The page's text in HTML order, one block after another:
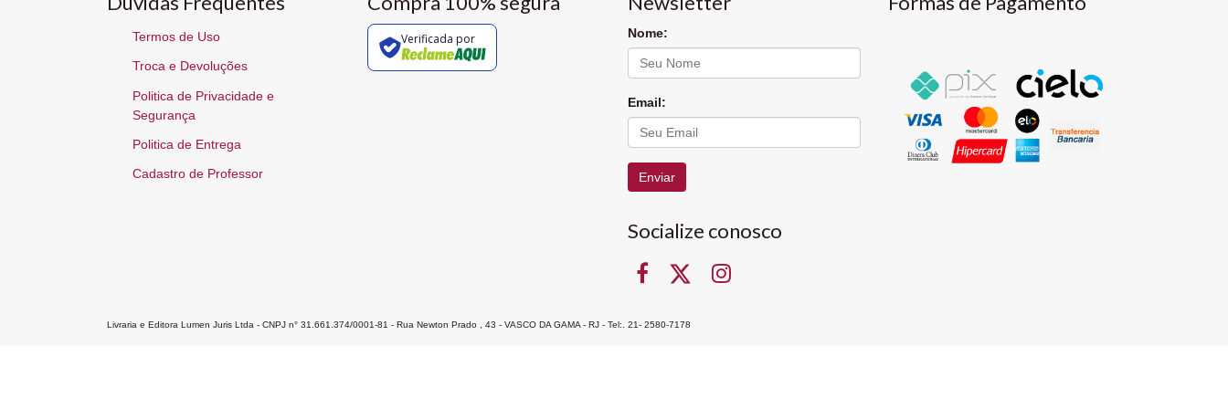
Termos de Uso
Troca e Devoluções
Politica de Privacidade e
Segurança
Politica de Entrega
Cadastro de Professor
Verificada por Nome:
Email:
Enviar
Socialize conosco
Livraria e Editora Lumen Juris Ltda - CNPJ n° 31.661.374/0001-81 - Rua Newton Prado , 43 - VASCO DA GAMA - RJ - Tel:. 21- 2580-7178